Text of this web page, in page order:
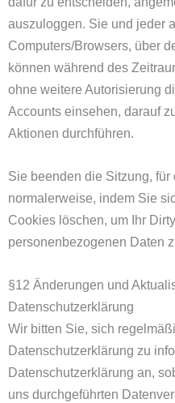
auszuloggen. Sie und jeder
Computers/Browsers, über
können während des
ohne weitere Autorisierung
Accounts einsehen, darauf
Aktionen durchführen.
Sie beenden die Sitzung,
normalerweise, indem Sie
Cookies löschen, um Ihr
personenbezogenen Daten
§12 Änderungen und
Datenschutzerklärung
Wir bitten Sie, sich
Datenschutzerklärung zu
Datenschutzerklärung an,
uns durchgeführten